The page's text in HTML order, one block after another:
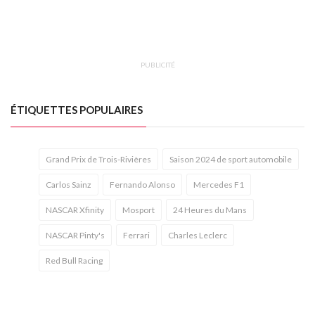
PUBLICITÉ
ÉTIQUETTES POPULAIRES
Grand Prix de Trois-Rivières Saison 2024 de sport automobile
Carlos Sainz Fernando Alonso Mercedes F1
NASCAR Xfinity Mosport 24 Heures du Mans
NASCAR Pinty's Ferrari Charles Leclerc
Red Bull Racing